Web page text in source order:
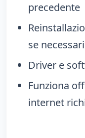
precedente
se
Driver e
Funziona
internet